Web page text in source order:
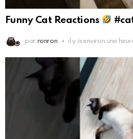
Funny Cat Reactions
par ronron il y a environ une